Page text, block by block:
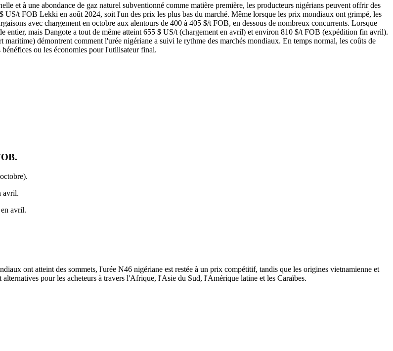
et à une abondance de gaz naturel subventionné comme matière première, les producteurs nigérians peuvent offrir des
t FOB Lekki en août 2024, soit l'un des prix les plus bas du marché. Même lorsque les prix mondiaux ont grimpé, les
avec chargement en octobre aux alentours de 400 à 405 $/t FOB, en dessous de nombreux concurrents. Lorsque
entier, mais Dangote a tout de même atteint 655 $ US/t (chargement en avril) et environ 810 $/t FOB (expédition fin avril).
démontrent comment l'urée nigériane a suivi le rythme des marchés mondiaux. En temps normal, les coûts de
ou les économies pour l'utilisateur final.
avril.
avril.
ont atteint des sommets, l'urée N46 nigériane est restée à un prix compétitif, tandis que les origines vietnamienne et
pour les acheteurs à travers l'Afrique, l'Asie du Sud, l'Amérique latine et les Caraïbes.